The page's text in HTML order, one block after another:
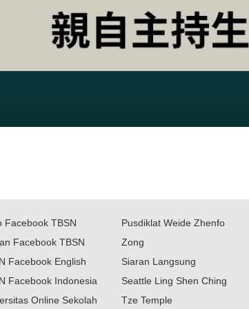
Facebook TBSN
Facebook TBSN
Facebook English
Facebook Indonesia
Online Sekolah
Pusdiklat Weide Zhenfo
Zong
Siaran Langsung
Seattle Ling Shen Ching
Tze Temple